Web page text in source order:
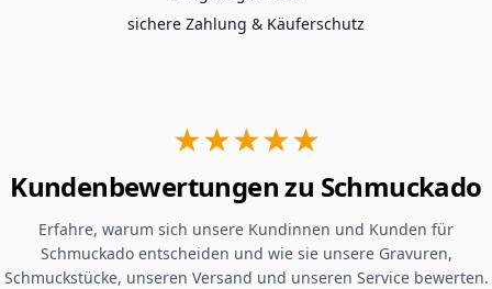
sichere Zahlung & Käuferschutz
★★★★★
Kundenbewertungen zu Schmuckado
Erfahre, warum sich unsere Kundinnen und Kunden für
Schmuckado entscheiden und wie sie unsere Gravuren,
Schmuckstücke, unseren Versand und unseren Service bewerten.